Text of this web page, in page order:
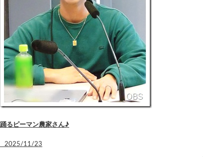
踊るピーマン農家さん♪
2025/11/23